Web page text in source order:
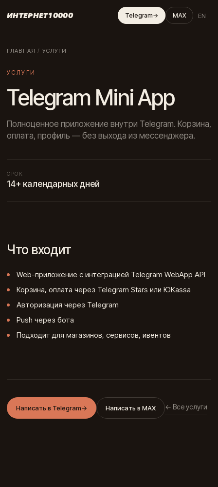
ИНТЕРНЕТ10000 Telegram→ MAX EN
ГЛАВНАЯ / УСЛУГИ
УСЛУГИ
Telegram Mini App
Полноценное приложение внутри Telegram. Корзина,
оплата, профиль — без выхода из мессенджера.
СРОК
14+ календарных дней
Что входит
Web-приложение с интеграцией Telegram WebApp API
Корзина, оплата через Telegram Stars или ЮKassa
Авторизация через Telegram
Push через бота
Подходит для магазинов, сервисов, ивентов
Написать в Telegram→ Написать в MAX ← Все услуги